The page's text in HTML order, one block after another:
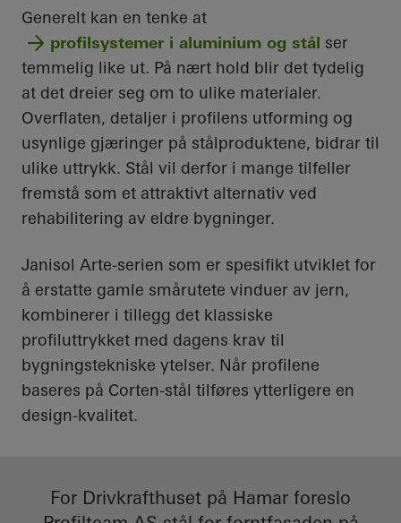
Generelt kan en tenke at
profilsystemer i aluminium og stål ser
temmelig like ut. På nært hold blir det tydelig
at det dreier seg om to ulike materialer.
Overflaten, detaljer i profilens utforming og
usynlige gjæringer på stålproduktene, bidrar til
ulike uttrykk. Stål vil derfor i mange tilfeller
fremstå som et attraktivt alternativ ved
rehabilitering av eldre bygninger.
Janisol Arte-serien som er spesifikt utviklet for
å erstatte gamle smårutete vinduer av jern,
kombinerer i tillegg det klassiske
profiluttrykket med dagens krav til
bygningstekniske ytelser. Når profilene
baseres på Corten-stål tilføres ytterligere en
design-kvalitet.
For Drivkrafthuset på Hamar foreslo